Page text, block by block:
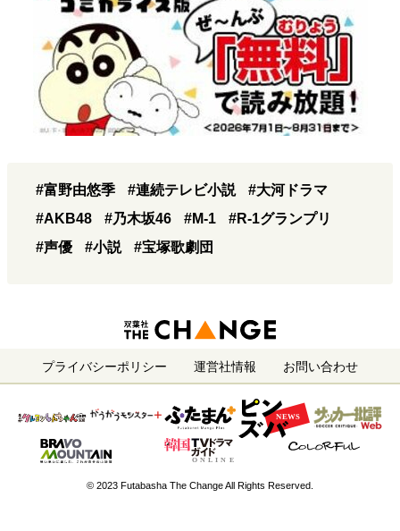
#富野由悠季 #連続テレビ小説
#大河ドラマ
#AKB48
#乃木坂46 #M-1
#R-1グランプリ
#声優
#小説 #宝塚歌劇団
プライバシーポリシー 運営社情報 お問い合わせ
© 2023 Futabasha The Change All Rights Reserved.